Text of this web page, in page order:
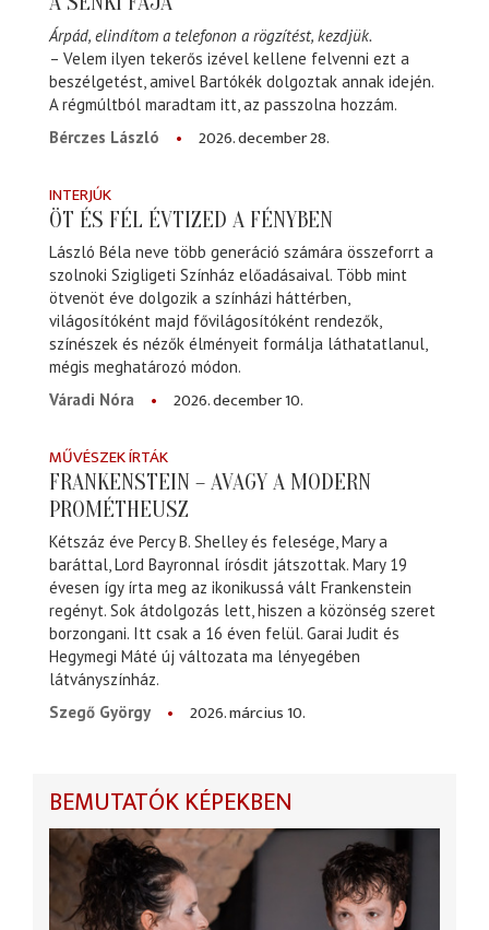
Árpád, elindítom a telefonon a rögzítést, kezdjük.
– Velem ilyen tekerős izével kellene felvenni ezt a
beszélgetést, amivel Bartókék dolgoztak annak idején.
A régmúltból maradtam itt, az passzolna hozzám.
Bérczes László
2026. december 28.
INTERJÚK
ÖT ÉS FÉL ÉVTIZED A FÉNYBEN
László Béla neve több generáció számára összeforrt a
szolnoki Szigligeti Színház előadásaival. Több mint
ötvenöt éve dolgozik a színházi háttérben,
világosítóként majd fővilágosítóként rendezők,
színészek és nézők élményeit formálja láthatatlanul,
mégis meghatározó módon.
Váradi Nóra
2026. december 10.
MŰVÉSZEK ÍRTÁK
FRANKENSTEIN – AVAGY A MODERN
PROMÉTHEUSZ
Kétszáz éve Percy B. Shelley és felesége, Mary a
baráttal, Lord Bayronnal írósdit játszottak. Mary 19
évesen így írta meg az ikonikussá vált Frankenstein
regényt. Sok átdolgozás lett, hiszen a közönség szeret
borzongani. Itt csak a 16 éven felül. Garai Judit és
Hegymegi Máté új változata ma lényegében
látványszínház.
Szegő György
2026. március 10.
BEMUTATÓK KÉPEKBEN